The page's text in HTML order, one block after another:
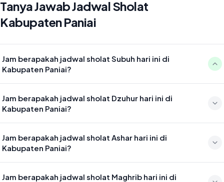
Tanya Jawab Jadwal Sholat
Kabupaten Paniai
Jam berapakah jadwal sholat Subuh hari ini di
Kabupaten Paniai?
Jam berapakah jadwal sholat Dzuhur hari ini di
Kabupaten Paniai?
Jam berapakah jadwal sholat Ashar hari ini di
Kabupaten Paniai?
Jam berapakah jadwal sholat Maghrib hari ini di